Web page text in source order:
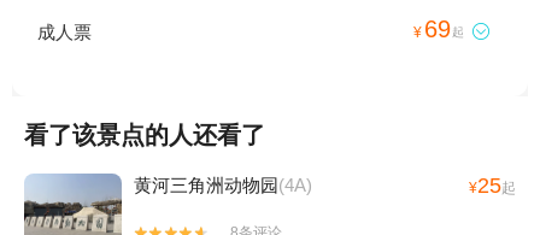
成人票 ¥ 69起 
看了该景点的人还看了
黄河三角洲动物园(4A) ¥25起